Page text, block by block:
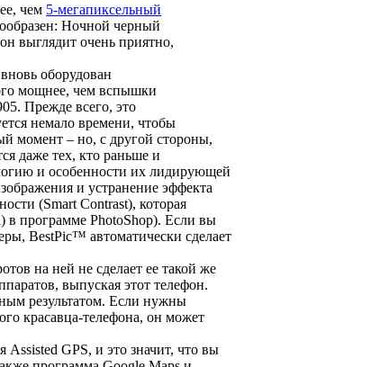
чем 5-мегапиксельный
Ночной черный
выглядит очень приятно,
оборудован
мощнее, чем вспышки
Прежде всего, это
немало времени, чтобы
момент – но, с другой стороны,
даже тех, кто раньше и
и особенности их лидирующей
и устранение эффекта
(Smart Contrast), которая
в программе PhotoShop). Если вы
BestPic™ автоматически сделает
на ней не сделает ее такой же
выпуская этот телефон.
результатом. Если нужны
красавца-телефона, он может
GPS, и это значит, что вы